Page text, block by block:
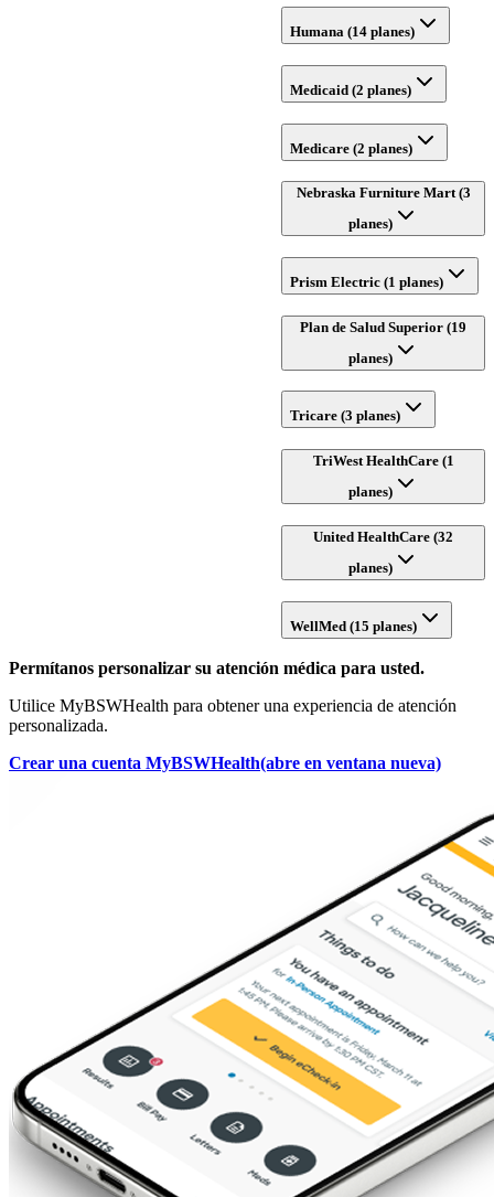
Humana (14 planes)
Medicaid (2 planes)
Medicare (2 planes)
Nebraska Furniture Mart (3
planes)
Prism Electric (1 planes)
Plan de Salud Superior (19
planes)
Tricare (3 planes)
TriWest HealthCare (1
planes)
United HealthCare (32
planes)
WellMed (15 planes)
Permítanos personalizar su atención médica para usted.
Utilice MyBSWHealth para obtener una experiencia de atención
personalizada.
Crear una cuenta MyBSWHealth(abre en ventana nueva)